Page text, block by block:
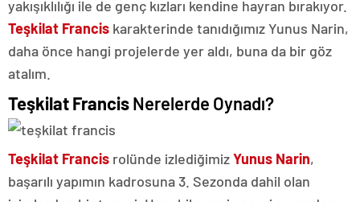
yakışıklılığı ile de genç kızları kendine hayran bırakıyor.
Teşkilat Francis karakterinde tanıdığımız Yunus Narin,
daha önce hangi projelerde yer aldı, buna da bir göz
atalım.
Teşkilat FrancisNerelerde Oynadı?
Teşkilat Francis rolünde izlediğimizYunus Narin,
başarılı yapımın kadrosuna 3. Sezonda dahil olan